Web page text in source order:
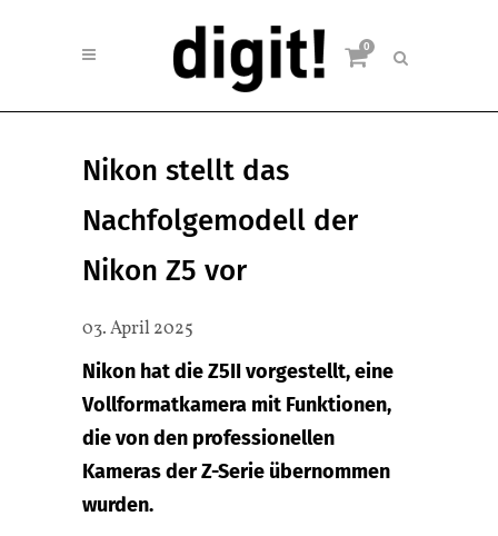
0
Nikon stellt das
Nachfolgemodell der
Nikon Z5 vor
03. April 2025
Nikon hat die Z5II vorgestellt, eine
Vollformatkamera mit Funktionen,
die von den professionellen
Kameras der Z-Serie übernommen
wurden.